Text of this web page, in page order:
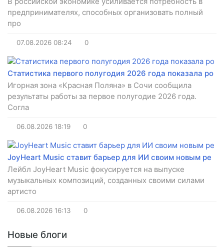
предпринимателях, способных организовать полный
про
07.08.2026 08:24 0
Статистика первого полугодия 2026 года показала ро
Игорная зона «Красная Поляна» в Сочи сообщила
результаты работы за первое полугодие 2026 года.
Согла
06.08.2026 18:19 0
JoyHeart Music ставит барьер для ИИ своим новым ре
Лейбл JoyHeart Music фокусируется на выпуске
музыкальных композиций, созданных своими силами
артисто
06.08.2026 16:13 0
Новые блоги